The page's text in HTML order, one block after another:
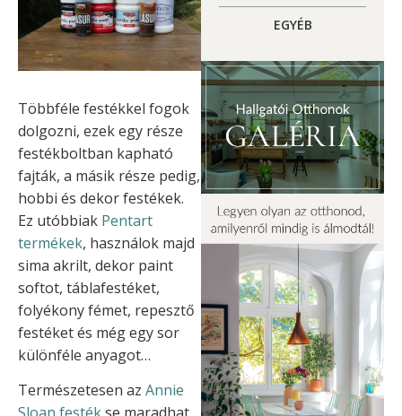
Többféle festékkel fogok
dolgozni, ezek egy része
festékboltban kapható
fajták, a másik része pedig,
hobbi és dekor festékek.
Ez utóbbiak Pentart
termékek, használok majd
sima akrilt, dekor paint
softot, táblafestéket,
folyékony fémet, repesztő
festéket és még egy sor
különféle anyagot…
Természetesen az Annie
EGYÉB